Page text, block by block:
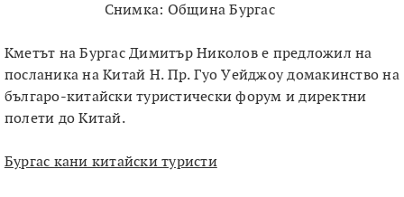
Снимка: Община Бургас
Кметът на Бургас Димитър Николов е предложил на
посланика на Китай Н. Пр. Гуо Уейджоу домакинство на
българо-китайски туристически форум и директни
полети до Китай.
Бургас кани китайски туристи